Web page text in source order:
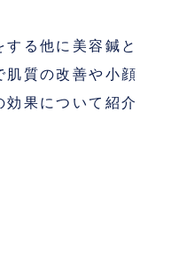
る他に美容鍼と
肌質の改善や小顔
効果について紹介